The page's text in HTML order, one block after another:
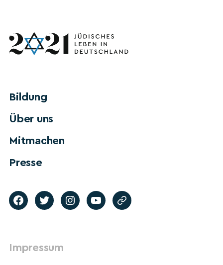
Bildung
Über uns
Mitmachen
Presse
Impressum